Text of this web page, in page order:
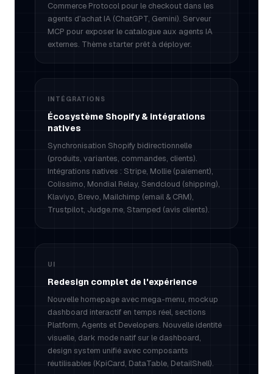
Commerce Protocol pour le checkout dans les
agents d'achat IA (ChatGPT, Gemini). Serveur
MCP pour exposer le catalogue aux agents IA
externes. Thème starter prêt à déployer.
INTÉGRATIONS
Écosystème Shopify & intégrations
natives
Synchronisation Shopify bidirectionnelle
(produits, variantes, commandes, clients).
Intégrations natives : Stripe, Mollie (paiement),
Colissimo, Mondial Relay, Sendcloud (shipping),
Klaviyo, Brevo, Mailchimp (email & CRM),
Trustpilot, Judge.me, Stamped (avis clients).
UI
Redesign complet de l'expérience
Nouvelle homepage avec mega-menu, mockup
dashboard interactif en temps réel, sections
Platform, Agents et Developers. Nouvelle identité
visuelle, dark mode natif sur le dashboard,
design system unifié avec composants
réutilisables (KpiCard, DataTable, DetailShell).